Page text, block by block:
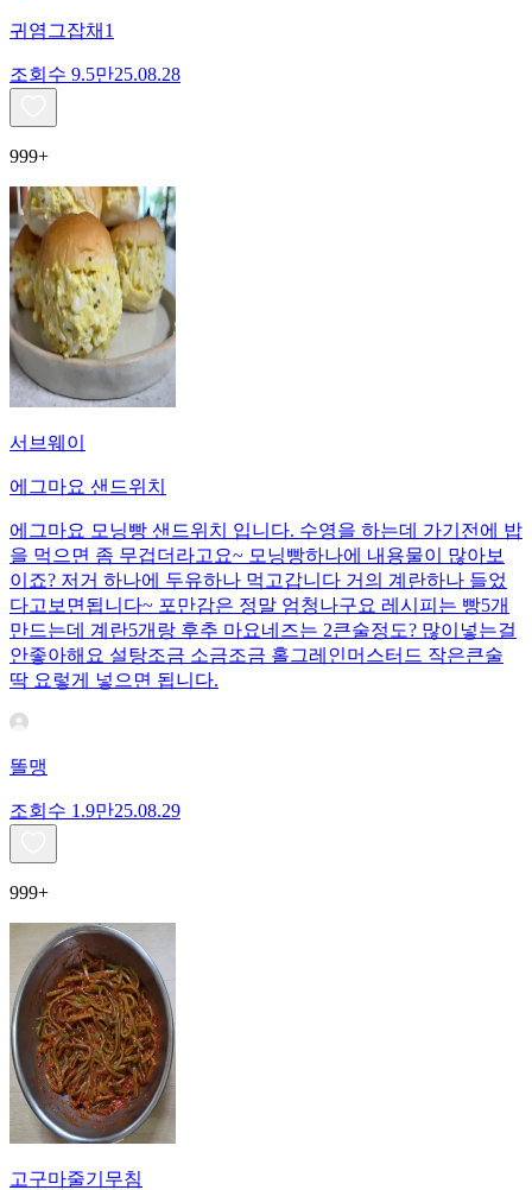
귀염그잡채1
조회수 9.5만25.08.28
999+
서브웨이
에그마요 샌드위치
에그마요 모닝빵 샌드위치 입니다. 수영을 하는데 가기전에 밥
을 먹으면 좀 무겁더라고요~ 모닝빵하나에 내용물이 많아보
이죠? 저거 하나에 두유하나 먹고갑니다 거의 계란하나 들었
다고보면됩니다~ 포만감은 정말 엄청나구요 레시피는 빵5개
만드는데 계란5개랑 후추 마요네즈는 2큰술정도? 많이넣는걸
안좋아해요 설탕조금 소금조금 홀그레인머스터드 작은큰술
딱 요렇게 넣으면 됩니다.
똘맹
조회수 1.9만25.08.29
999+
고구마줄기무침